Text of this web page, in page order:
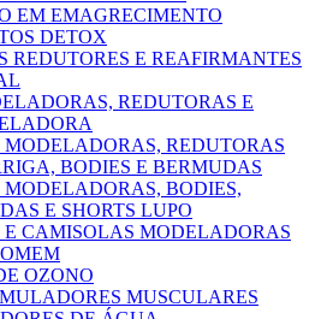
EM EMAGRECIMENTO
DETOX
REDUTORES E REAFIRMANTES
REDUTORAS E
MODELADORAS, REDUTORAS
BODIES E BERMUDAS
MODELADORAS, BODIES,
E SHORTS LUPO
E CAMISOLAS MODELADORAS
OZONO
MUSCULARES